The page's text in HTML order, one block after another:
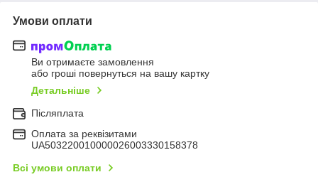
Умови оплати
Ви отримаєте замовлення
або гроші повернуться на вашу картку
Детальніше
Післяплата
Оплата за реквізитами
UA503220010000026003330158378
Всі умови оплати